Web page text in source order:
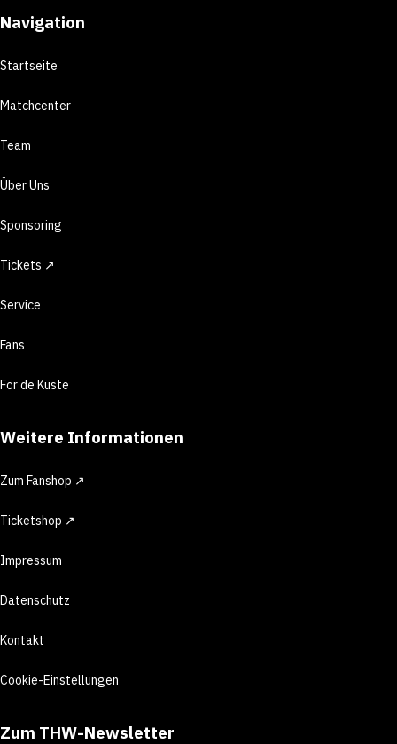
Navigation
Startseite
Matchcenter
Team
Über Uns
Sponsoring
Tickets ↗
Service
Fans
För de Küste
Weitere Informationen
Zum Fanshop ↗
Ticketshop ↗
Impressum
Datenschutz
Kontakt
Cookie-Einstellungen
Zum THW-Newsletter